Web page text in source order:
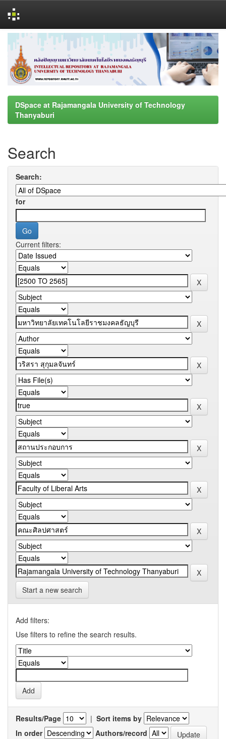
navigation
DSpace at Rajamangala University of Technology
Thanyaburi
Search
Search:
for
Current filters:
Start a new search
Add filters:
Use filters to refine the search results.
Results/Page | Sort items by
In order
Authors/record